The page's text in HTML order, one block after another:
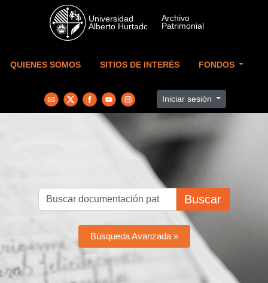
Skip to main content
QUIENES SOMOS SITIOS DE INTERÉS FONDOS
Iniciar sesión
Buscar
Búsqueda Avanzada »